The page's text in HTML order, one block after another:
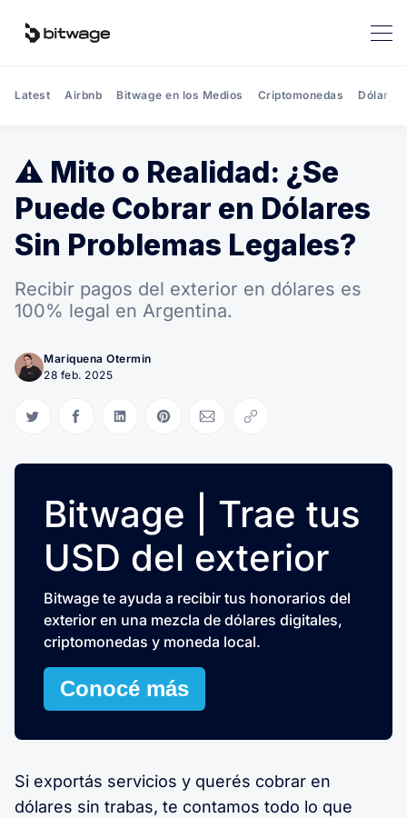
Latest Airbnb Bitwage en los Medios Criptomonedas Dólar
⚠️ Mito o Realidad: ¿Se
Puede Cobrar en Dólares
Sin Problemas Legales?
Recibir pagos del exterior en dólares es
100% legal en Argentina.
Mariquena Otermin
28 feb. 2025
Compartir en Twitter
Compartir en Facebook
Compartir en LinkedIn
Compartir en Pinterest
Compartir via Email
Copiar link
Bitwage | Trae tus
USD del exterior
Bitwage te ayuda a recibir tus honorarios del
exterior en una mezcla de dólares digitales,
criptomonedas y moneda local.
Conocé más
Si exportás servicios y querés cobrar en
dólares sin trabas, te contamos todo lo que